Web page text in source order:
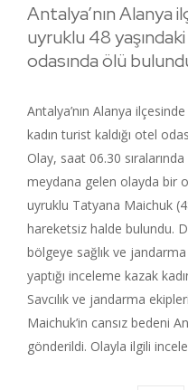
Antalya’nın Alanya
uyruklu 48
odasında ölü
Antalya’nın Alanya
kadın turist kaldığı otel
Olay, saat 06.30
meydana gelen olayda bir
uyruklu Tatyana Maichuk
hareketsiz halde bulundu.
bölgeye sağlık ve
yaptığı inceleme kazak
Savcılık ve jandarma
Maichuk’in cansız bedeni
gönderildi. Olayla ilgili